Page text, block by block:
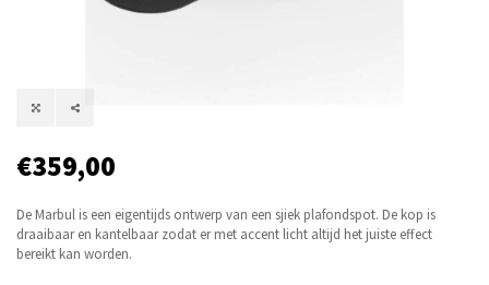
€359,00
De Marbul is een eigentijds ontwerp van een sjiek plafondspot. De kop is
draaibaar en kantelbaar zodat er met accent licht altijd het juiste effect
bereikt kan worden.